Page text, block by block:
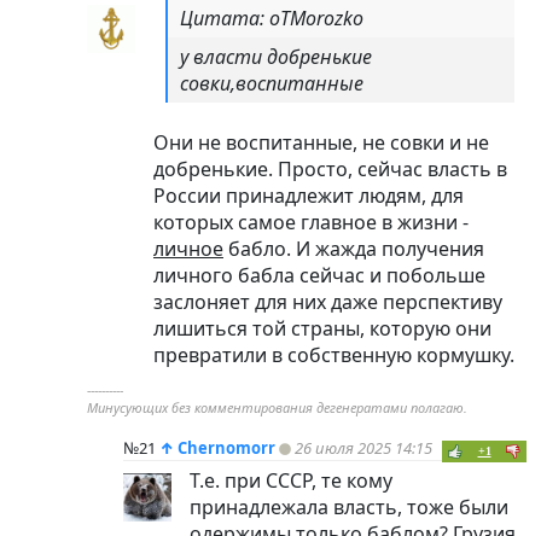
Цитата: oTMorozko
у власти добренькие
совки,воспитанные
Они не воспитанные, не совки и не
добренькие. Просто, сейчас власть в
России принадлежит людям, для
которых самое главное в жизни -
личное бабло. И жажда получения
личного бабла сейчас и побольше
заслоняет для них даже перспективу
лишиться той страны, которую они
превратили в собственную кормушку.
----------
Минусующих без комментирования дегенератами полагаю.
№21 ↑ Chernomorr 26 июля 2025 14:15 +1
Т.е. при СССР, те кому
принадлежала власть, тоже были